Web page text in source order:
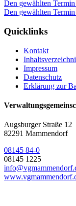
Den gewählten
Den gewählten
Quicklinks
Kontakt
Impressum
Datenschutz
Erklärung zur
Augsburger Straße 12
82291 Mammendorf
08145 84-0
08145 1225